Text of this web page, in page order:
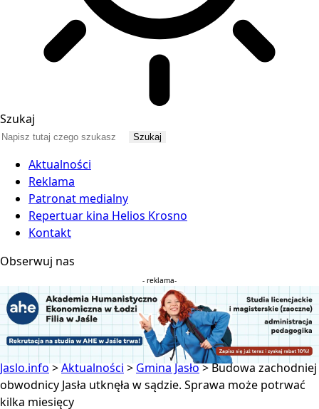
Szukaj
Aktualności
Reklama
Patronat medialny
Repertuar kina Helios Krosno
Kontakt
Obserwuj nas
- reklama-
Jaslo.info>Aktualności > Gmina Jasło>Budowa zachodniej
obwodnicy Jasła utknęła w sądzie. Sprawa może potrwać
kilka miesięcy